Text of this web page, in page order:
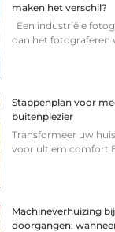
maken het verschil?
Een industriële
dan het fotograferen
Stappenplan voor
buitenplezier
Transformeer uw
voor ultiem comfort
Machineverhuizing
doorgangen: